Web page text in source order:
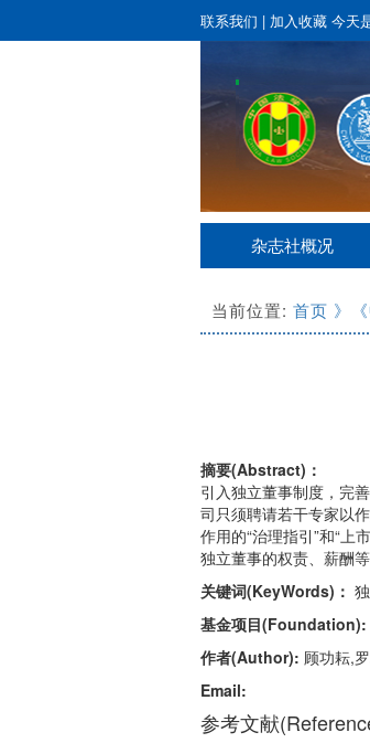
联系我们 | 加入收藏 今天
杂志社概况
当前位置: 首页 》
摘要(Abstract)：
引入独立董事制度，完
司只须聘请若干专家以
作用的“治理指引”和“上
独立董事的权责、薪酬
关键词(KeyWords)：
基金项目(Foundation):
作者(Author): 顾功耘,
Email:
参考文献